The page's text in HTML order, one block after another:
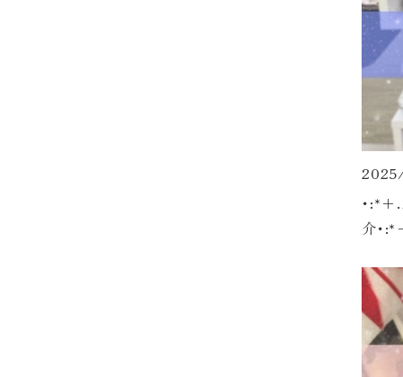
･:*+.
介･